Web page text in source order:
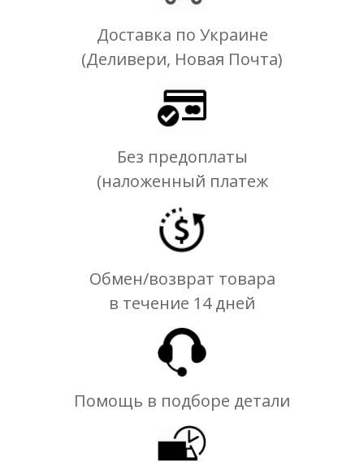
Доставка по Украине
(Деливери, Новая Почта)
Без предоплаты
(наложенный платеж
Обмен/возврат товара
в течение 14 дней
Помощь в подборе детали